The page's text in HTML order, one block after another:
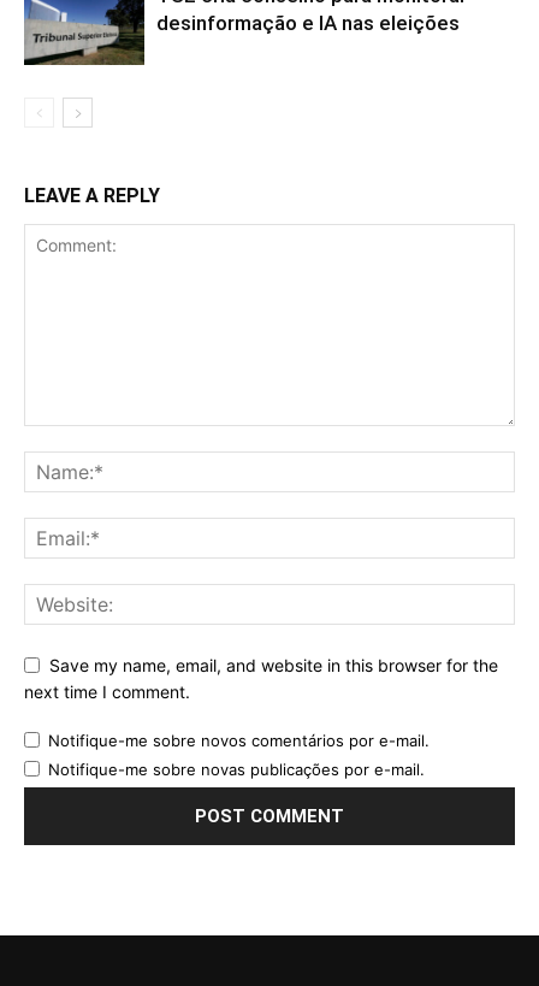
desinformação e IA nas eleições
LEAVE A REPLY
Save my name, email, and website in this browser for the
next time I comment.
Notifique-me sobre novos comentários por e-mail.
Notifique-me sobre novas publicações por e-mail.